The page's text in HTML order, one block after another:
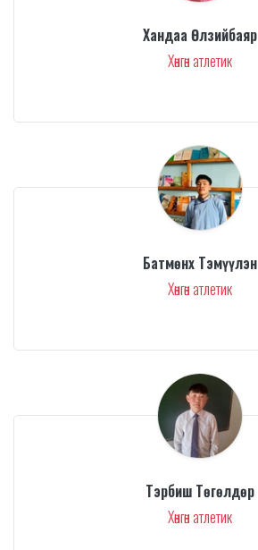
Хандаа Өлзийбаяр
Хөнгөн атлетик
Батмөнх Тэмүүлэн
Хөнгөн атлетик
Тэрбиш Төгөлдөр
Хөнгөн атлетик